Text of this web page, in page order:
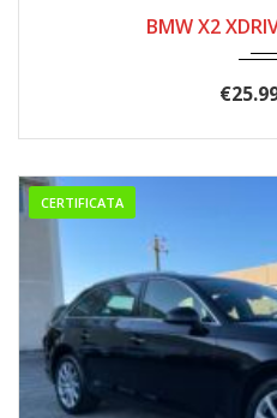
BMW X2
€
CERTIFICATA